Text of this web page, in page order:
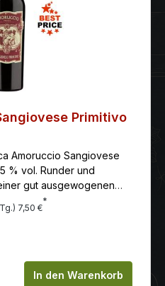
Primitivo
Amoruccio Sangiovese
% vol. Runder und
gut ausgewogenen
7,50 €
*
Gib den
In den Warenkorb